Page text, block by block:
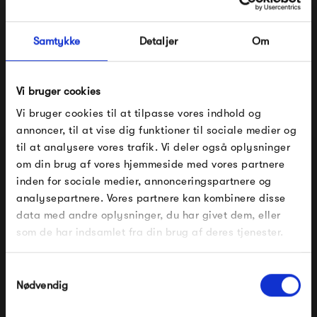
Samtykke Detaljer Om
Vi bruger cookies
Vi bruger cookies til at tilpasse vores indhold og
annoncer, til at vise dig funktioner til sociale medier og
til at analysere vores trafik. Vi deler også oplysninger
om din brug af vores hjemmeside med vores partnere
inden for sociale medier, annonceringspartnere og
analysepartnere. Vores partnere kan kombinere disse
data med andre oplysninger, du har givet dem, eller
som de har indsamlet fra din brug af deres tjenester.
Nødvendig
at designerne får frihed til at udfolde sig kreativt. Derfor
skønne produkter.
Award. Her får unge designstuderende og nyuddannede
designere mulighed for at blive en del af Muutos sortiment,
da der kommer nogle rigtigt flotte designs ud af det.
Muuto Talent Award har blandt andet givet os den smukke
Nerd-stol og den innovative Pull Lamp.
FÅ 10% PÅ DIN NÆSTE ORDRE
Indtast din e-mail, så sender vi rabatkoden til dig på
mail. Minimumsbeløb er 499 kr. for at indløse
rabatten.
Gælder ikke på produkter fra Fermob, File Under